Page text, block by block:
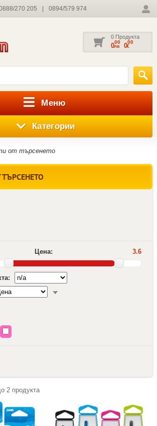
270 205 0894/579 974
0 Продукта
000
лв 000
€
Меню
Категории
от търсенето
ТЪРСЕНЕТО
Цена: 3.6
2продукта